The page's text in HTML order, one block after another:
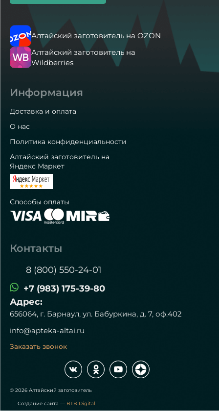
Алтайский заготовитель на OZON
Алтайский заготовитель на
Wildberries
Информация
Доставка и оплата
О нас
Политика конфиденциальности
Алтайский заготовитель на
Яндекс Маркет
Способы оплаты
Контакты
8 (800) 550-24-01
+7 (983) 175-39-80
Адрес:
656064, г. Барнаул, ул. Бабуркина, д. 7, оф.402
info@apteka-altai.ru
Заказать звонок
© 2026 Алтайский заготовитель
Создание сайта — BTB Digital